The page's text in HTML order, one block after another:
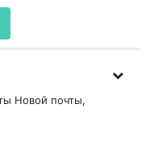
Новой почты,